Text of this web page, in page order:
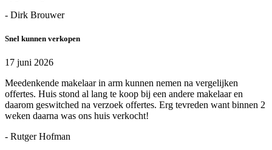
- Dirk Brouwer
Snel kunnen verkopen
17 juni 2026
Meedenkende makelaar in arm kunnen nemen na vergelijken
offertes. Huis stond al lang te koop bij een andere makelaar en
daarom geswitched na verzoek offertes. Erg tevreden want binnen 2
weken daarna was ons huis verkocht!
- Rutger Hofman